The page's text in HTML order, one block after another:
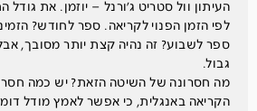
העיתון וול סטריט ג׳ורנל – יוזמן. את
ספר לשבוע? זה נהיה קצת יותר מסובך,
גבול.
מה חסרונה של השיטה הזאת? יש כמה
הקריאה באנגלית, כי אפשר לאמץ מודל